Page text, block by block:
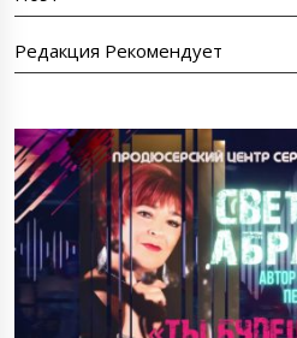
Редакция Рекомендует